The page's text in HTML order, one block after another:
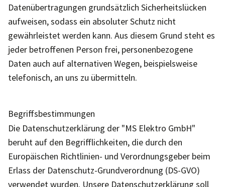
Datenübertragungen grundsätzlich Sicherheitslücken
aufweisen, sodass ein absoluter Schutz nicht
gewährleistet werden kann. Aus diesem Grund steht es
jeder betroffenen Person frei, personenbezogene
Daten auch auf alternativen Wegen, beispielsweise
telefonisch, an uns zu übermitteln.
Begriffsbestimmungen
Die Datenschutzerklärung der "MS Elektro GmbH"
beruht auf den Begrifflichkeiten, die durch den
Europäischen Richtlinien- und Verordnungsgeber beim
Erlass der Datenschutz-Grundverordnung (DS-GVO)
verwendet wurden. Unsere Datenschutzerklärung soll